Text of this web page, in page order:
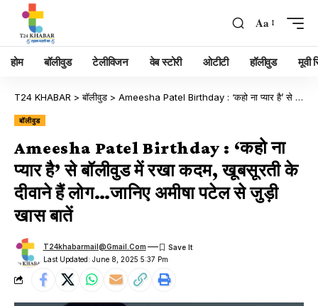
Aa
होम बॉलीवुड टेलीविजन वेब स्टोरी ओटीटी हॉलीवुड मूवी
T24 KHABAR >बॉलीवुड > Ameesha Patel Birthday : ‘कहो ना प्यार है’ से बॉलीवुड में रखा कदम, खूबसूरती के दीवाने हैं लोग…जानिए अमीषा पटेल से जुड़ी खास बातें
बॉलीवुड
Ameesha Patel Birthday : ‘कहो ना
प्यार है’ से बॉलीवुड में रखा कदम, खूबसूरती के
दीवाने हैं लोग…जानिए अमीषा पटेल से जुड़ी
खास बातें
Last Updated: June 8, 2025 5:37 Pm
T24khabarmail@gmail.com